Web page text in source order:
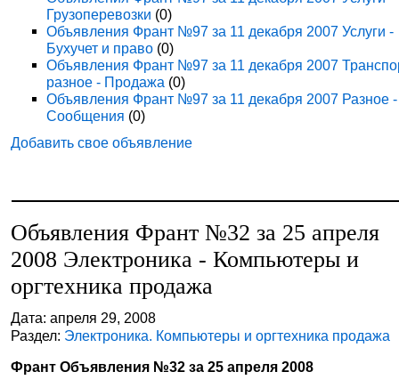
Грузоперевозки (0)
Объявления Франт №97 за 11 декабря 2007 Услуги -
Бухучет и право (0)
Объявления Франт №97 за 11 декабря 2007
разное - Продажа (0)
Объявления Франт №97 за 11 декабря 2007 Разное -
Сообщения (0)
Добавить свое объявление
Объявления Франт №32 за 25 апреля
2008 Электроника - Компьютеры и
оргтехника продажа
Дата: апреля 29, 2008
Раздел: Электроника. Компьютеры и оргтехника продажа
Франт Объявления №32 за 25 апреля 2008